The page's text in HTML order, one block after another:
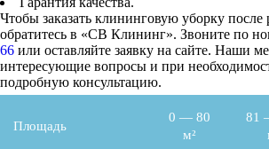
Чтобы заказать клининговую уборку
обратитесь в «СВ Клининг». Звоните по
66 или оставляйте заявку на сайте. Наши
интересующие вопросы и при
подробную консультацию.
Площадь
0 — 80
м²
81